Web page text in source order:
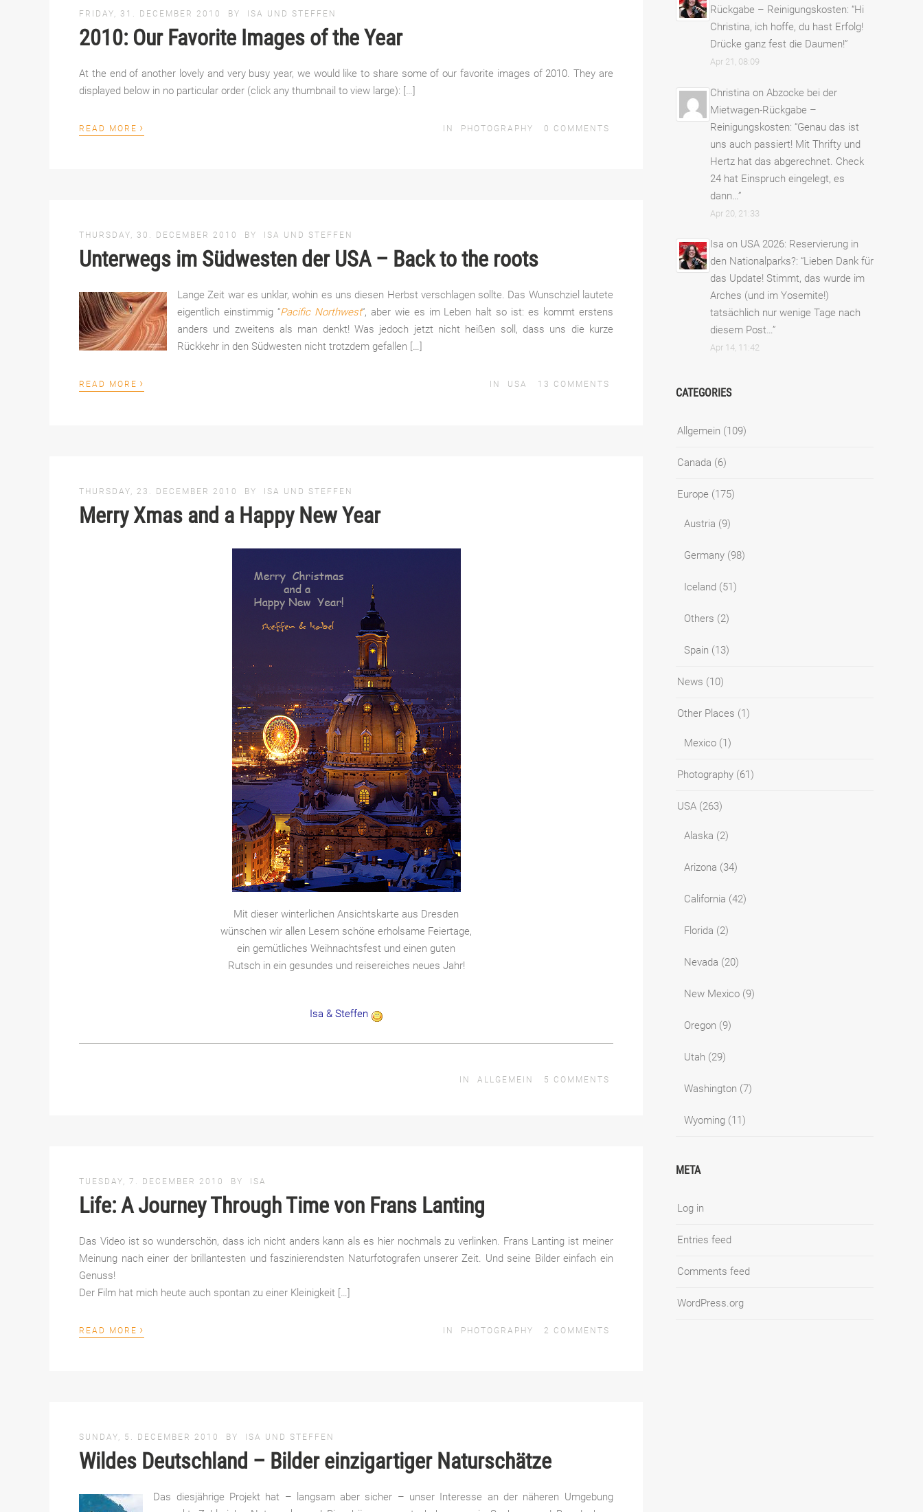
FRIDAY, 31. DECEMBER 2010 BY ISA UND STEFFEN
2010: Our Favorite Images of the Year
At the end of another lovely and very busy year, we would like to share some of our favorite images of 2010. They are
displayed below in no particular order (click any thumbnail to view large): […]
READ MORE › IN PHOTOGRAPHY 0 COMMENTS
THURSDAY, 30. DECEMBER 2010 BY ISA UND STEFFEN
Unterwegs im Südwesten der USA – Back to the roots
Lange Zeit war es unklar, wohin es uns diesen Herbst verschlagen sollte. Das Wunschziel lautete
eigentlich einstimmig “Pacific Northwest“, aber wie es im Leben halt so ist: es kommt erstens
anders und zweitens als man denkt! Was jedoch jetzt nicht heißen soll, dass uns die kurze
Rückkehr in den Südwesten nicht trotzdem gefallen […]
READ MORE › IN USA 13 COMMENTS
THURSDAY, 23. DECEMBER 2010 BY ISA UND STEFFEN
Merry Xmas and a Happy New Year
Mit dieser winterlichen Ansichtskarte aus Dresden
wünschen wir allen Lesern schöne erholsame Feiertage,
ein gemütliches Weihnachtsfest und einen guten
Rutsch in ein gesundes und reisereiches neues Jahr!
Isa & Steffen
IN ALLGEMEIN 5 COMMENTS
TUESDAY, 7. DECEMBER 2010 BY ISA
Life: A Journey Through Time von Frans Lanting
Das Video ist so wunderschön, dass ich nicht anders kann als es hier nochmals zu verlinken. Frans Lanting ist meiner
Meinung nach einer der brillantesten und faszinierendsten Naturfotografen unserer Zeit. Und seine Bilder einfach ein
Genuss!
Der Film hat mich heute auch spontan zu einer Kleinigkeit […]
READ MORE › IN PHOTOGRAPHY 2 COMMENTS
SUNDAY, 5. DECEMBER 2010 BY ISA UND STEFFEN
Wildes Deutschland – Bilder einzigartiger Naturschätze
Das diesjährige Projekt hat – langsam aber sicher – unser Interesse an der näheren Umgebung
Rückgabe – Reinigungskosten: “Hi
Christina, ich hoffe, du hast Erfolg!
Drücke ganz fest die Daumen!”
Apr 21, 08:09
Christina on Abzocke bei der
Mietwagen-Rückgabe –
Reinigungskosten: “Genau das ist
uns auch passiert! Mit Thrifty und
Hertz hat das abgerechnet. Check
24 hat Einspruch eingelegt, es
dann…”
Apr 20, 21:33
Isa on USA 2026: Reservierung in
den Nationalparks?: “Lieben Dank für
das Update! Stimmt, das wurde im
Arches (und im Yosemite!)
tatsächlich nur wenige Tage nach
diesem Post…”
Apr 14, 11:42
CATEGORIES
Allgemein (109)
Canada (6)
Europe (175)
Austria (9)
Germany (98)
Iceland (51)
Others (2)
Spain (13)
News (10)
Other Places (1)
Mexico (1)
Photography (61)
USA (263)
Alaska (2)
Arizona (34)
California (42)
Florida (2)
Nevada (20)
New Mexico (9)
Oregon (9)
Utah (29)
Washington (7)
Wyoming (11)
META
Log in
Entries feed
Comments feed
WordPress.org